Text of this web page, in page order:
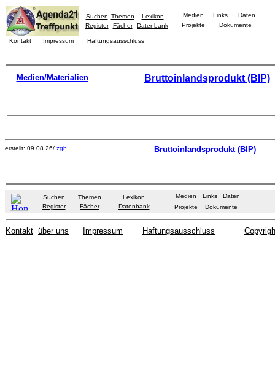
Suchen Themen
Lexikon
Register
Fächer Datenbank
Medien Links
Daten
Projekte
Dokumente
Kontakt Impressum Haftungsausschluss
Medien/Materialien Bruttoinlandsprodukt (BIP)
erstellt: 09.08.26/ zgh Bruttoinlandsprodukt (BIP)
Suchen Themen
Lexikon
Register
Fächer Datenbank
Medien Links
Daten
Projekte
Dokumente
Kontakt über uns Impressum Haftungsausschluss